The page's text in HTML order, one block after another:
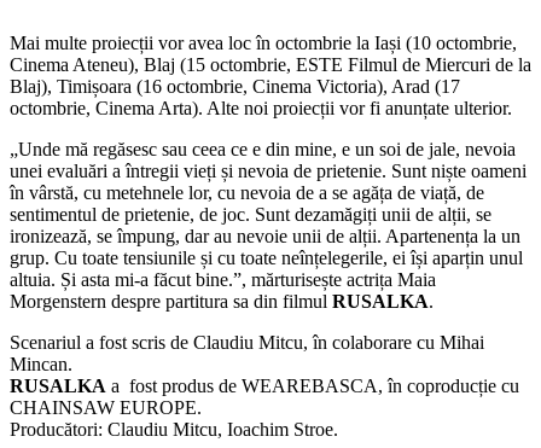
Mai multe proiecții vor avea loc în octombrie la Iași (10 octombrie,
Cinema Ateneu), Blaj (15 octombrie, ESTE Filmul de Miercuri de la
Blaj), Timișoara (16 octombrie, Cinema Victoria), Arad (17
octombrie, Cinema Arta). Alte noi proiecții vor fi anunțate ulterior.
„Unde mă regăsesc sau ceea ce e din mine, e un soi de jale, nevoia
unei evaluări a întregii vieți și nevoia de prietenie. Sunt niște oameni
în vârstă, cu metehnele lor, cu nevoia de a se agăța de viață, de
sentimentul de prietenie, de joc. Sunt dezamăgiți unii de alții, se
ironizează, se împung, dar au nevoie unii de alții. Apartenența la un
grup. Cu toate tensiunile și cu toate neînțelegerile, ei își aparțin unul
altuia. Și asta mi-a făcut bine.”, mărturisește actrița Maia
Morgenstern despre partitura sa din filmul RUSALKA.
Scenariul a fost scris de Claudiu Mitcu, în colaborare cu Mihai
Mincan.
RUSALKA a fost produs de WEAREBASCA, în coproducție cu
CHAINSAW EUROPE.
Producători: Claudiu Mitcu, Ioachim Stroe.